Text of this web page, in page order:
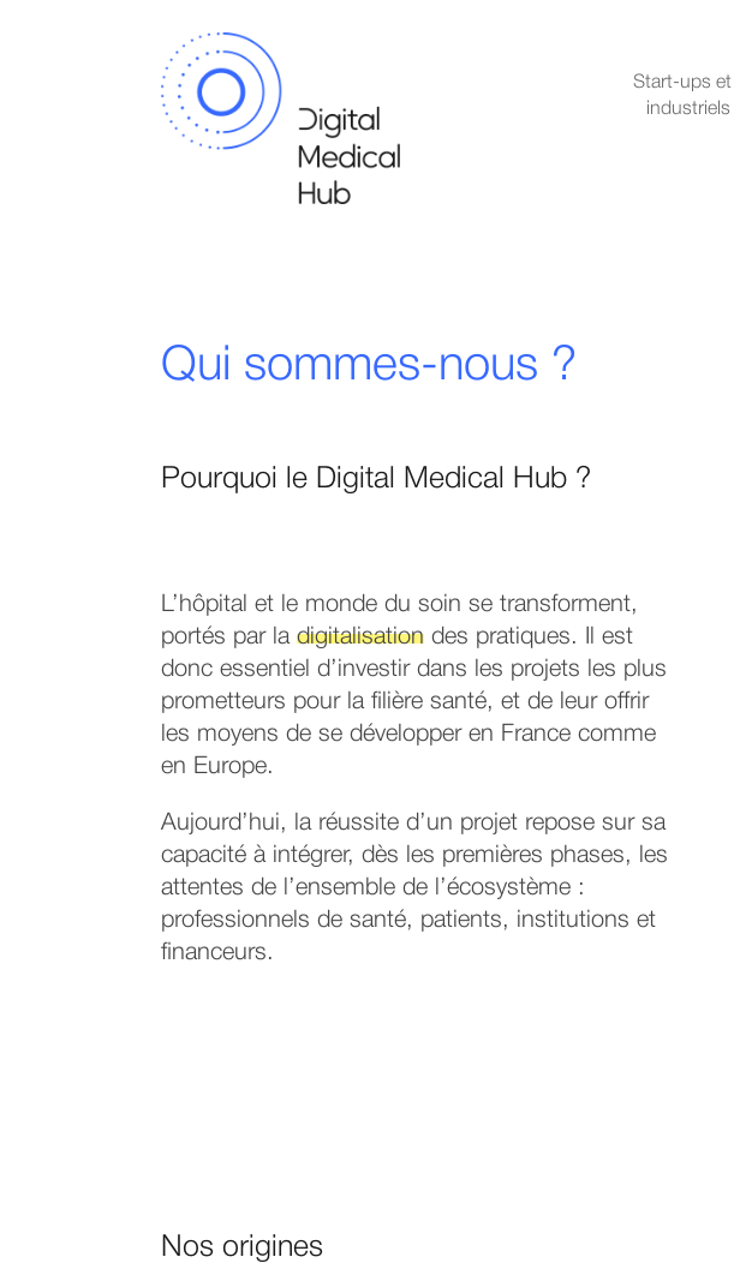
Start-ups et
industriels
Qui sommes-nous ?
Pourquoi le Digital Medical Hub ?
L’hôpital et le monde du soin se transforment,
portés par ladigitalisation des pratiques. Il est
donc essentiel d’investir dans les projets les plus
prometteurs pour la filière santé, et de leur offrir
les moyens de se développer en France comme
en Europe.
Aujourd’hui, la réussite d’un projet repose sur sa
capacité à intégrer, dès les premières phases, les
attentes de l’ensemble de l’écosystème :
professionnels de santé, patients, institutions et
financeurs.
Nos origines